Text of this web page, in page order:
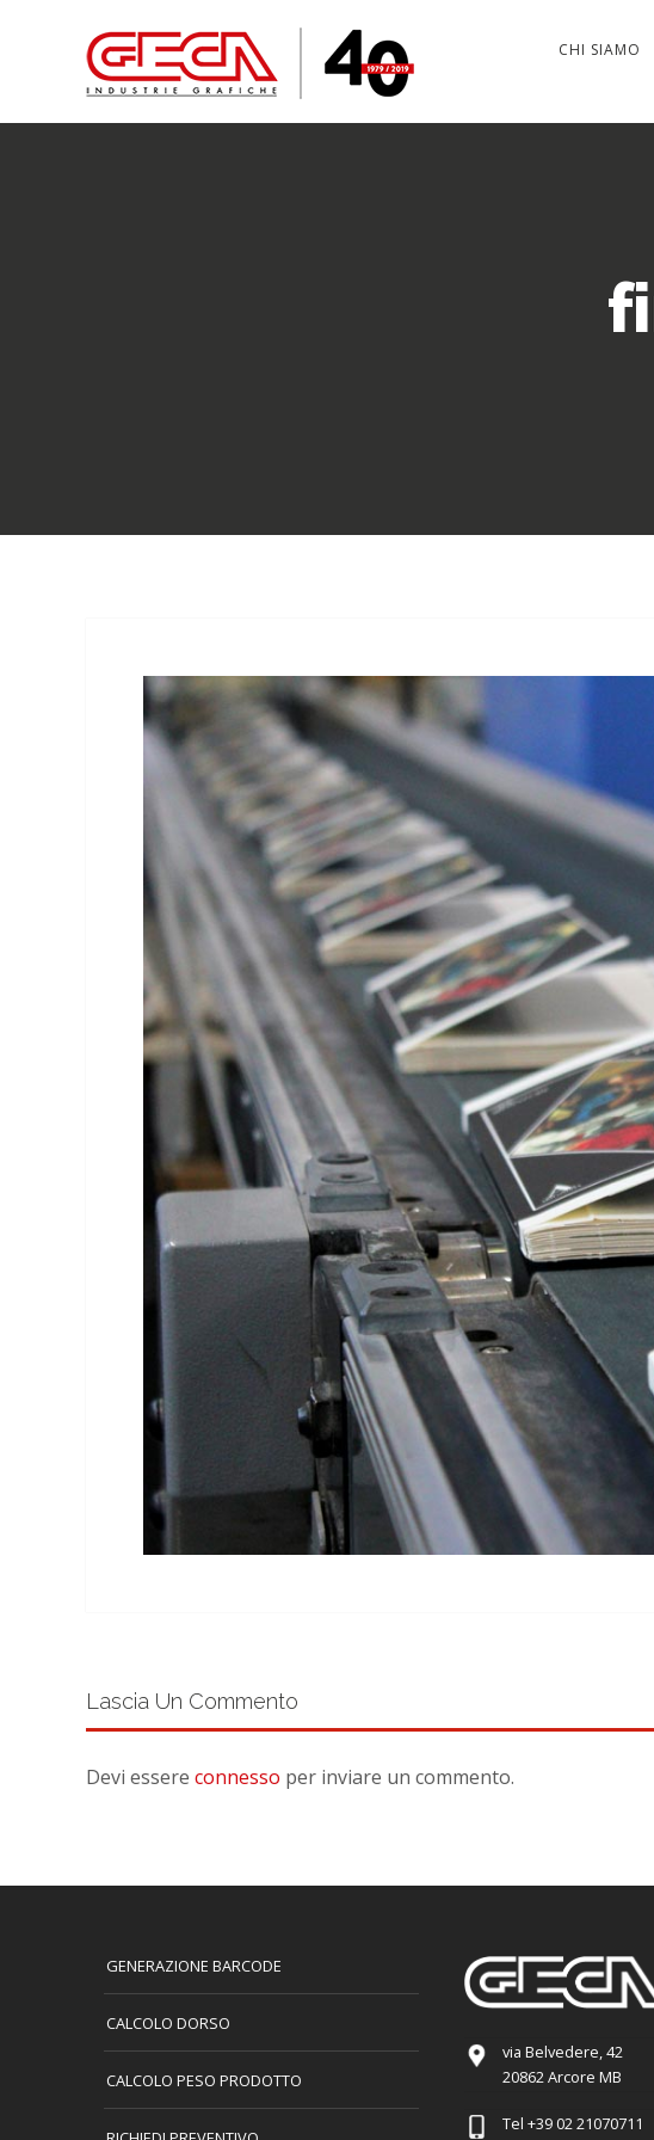
CHI SIAMO
Lascia Un Commento
Devi essere connesso per inviare un commento.
GENERAZIONE BARCODE
CALCOLO DORSO
CALCOLO PESO PRODOTTO
via Belvedere, 42
20862 Arcore MB
Tel +39 02 21070711